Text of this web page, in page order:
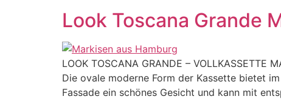
Look Toscana Grande
LOOK TOSCANA GRANDE –
Die ovale moderne Form der Kassette bietet
Fassade ein schönes Gesicht und kann mit